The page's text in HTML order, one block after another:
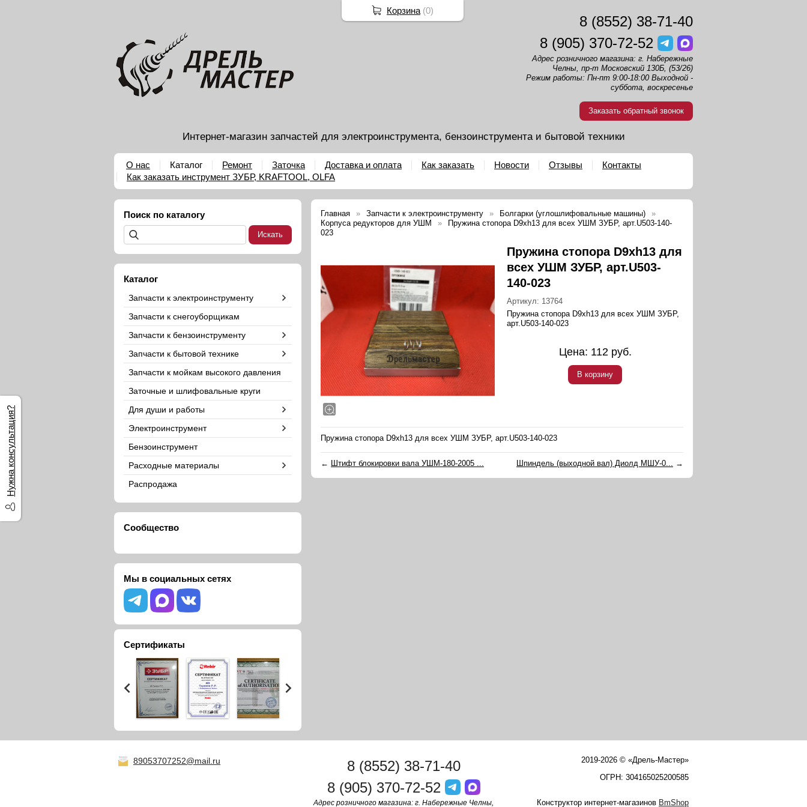
8 (8552) 38-71-40
8 (905) 370-72-52
Адрес розничного магазина: г. Набережные
Челны, пр-т Московский 130Б, (53/26)
Режим работы: Пн-пт 9:00-18:00 Выходной -
суббота, воскресенье
Заказать обратный звонок
Интернет-магазин запчастей для электроинструмента, бензоинструмента и бытовой техники
О нас Каталог Ремонт Заточка Доставка и оплата Как заказать Новости Отзывы
Контакты
Как заказать инструмент ЗУБР, KRAFTOOL, OLFA
Поиск по каталогу
Каталог
Запчасти к электроинструменту
Запчасти к снегоуборщикам
Запчасти к бензоинструменту
Запчасти к бытовой технике
Запчасти к мойкам высокого давления
Заточные и шлифовальные круги
Для души и работы
Электроинструмент
Бензоинструмент
Расходные материалы
Распродажа
Сообщество
Мы в социальных сетях
Сертификаты
Главная Запчасти к электроинструменту
Болгарки (углошлифовальные машины)
Корпуса редукторов для УШМ
Пружина стопора D9xh13 для всех УШМ ЗУБР, арт.U503-140-
023
Пружина стопора D9xh13 для
всех УШМ ЗУБР, арт.U503-
140-023
Артикул: 13764
Пружина стопора D9xh13 для всех УШМ ЗУБР,
арт.U503-140-023
Цена: 112руб.
В корзину
Пружина стопора D9xh13 для всех УШМ ЗУБР, арт.U503-140-023
← Штифт блокировки вала УШМ-180-2005 ... Шпиндель (выходной вал) Диолд МШУ-0... →
89053707252@mail.ru
2019-2026 © «Дрель-Мастер»
ОГРН: 304165025200585
Конструктор интернет-магазинов BmShop
8 (8552) 38-71-40
8 (905) 370-72-52
Адрес розничного магазина: г. Набережные Челны,
Нужна консультация?
Корзина (0)